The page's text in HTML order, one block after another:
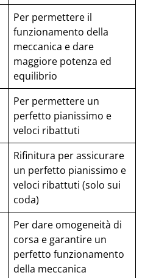
Per permettere il
funzionamento della
meccanica e dare
maggiore potenza ed
equilibrio
Per permettere un
perfetto pianissimo e
veloci ribattuti
Rifinitura per assicurare
un perfetto pianissimo e
veloci ribattuti (solo sui
coda)
Per dare omogeneità di
corsa e garantire un
perfetto funzionamento
della meccanica